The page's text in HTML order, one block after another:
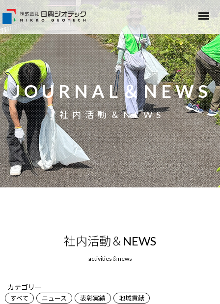
JOURNAL＆NEWS
社内活動＆NEWS
カテゴリー
すべて ニュース 表彰実績
地域貢献